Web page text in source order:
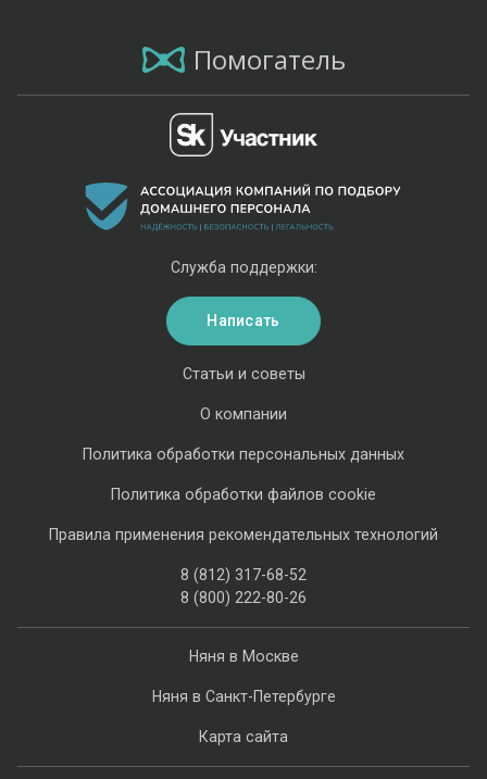
Помогатель
Няня в Москве
Няня в Санкт-Петербурге
Карта сайта
Статьи и советы
О компании
Политика обработки персональных данных
Политика обработки файлов cookie
Правила применения рекомендательных технологий
8 (812) 317-68-52
8 (800) 222-80-26
Служба поддержки:
Написать